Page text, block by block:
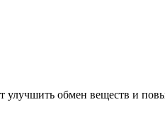
улучшить обмен веществ и